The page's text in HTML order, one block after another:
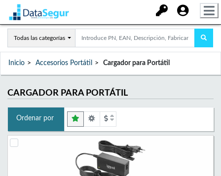
Todas las categorías
Inicio Accesorios Portátil Cargador para Portátil
CARGADOR PARA PORTÁTIL
Ordenar por